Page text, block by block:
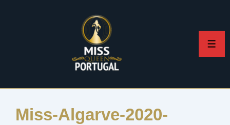
Miss-Algarve-2020-